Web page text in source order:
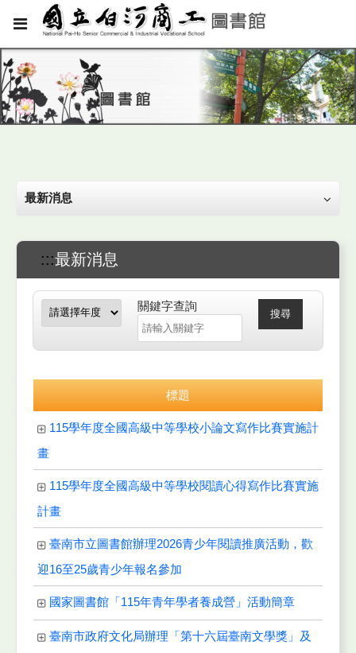
最新消息
:::最新消息
關鍵字查詢
搜尋
標題
115學年度全國高級中等學校小論文寫作比賽實施計
畫
115學年度全國高級中等學校閱讀心得寫作比賽實施
計畫
臺南市立圖書館辦理2026青少年閱讀推廣活動，歡
迎16至25歲青少年報名參加
國家圖書館「115年青年學者養成營」活動簡章
臺南市政府文化局辦理「第十六屆臺南文學獎」及